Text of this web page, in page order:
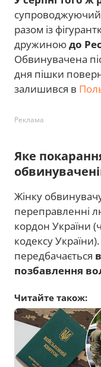
разом із
дружиноюдо
Обвинувачена
дня пішки
залишився в
Реклама
Яке
Жінку
переправленні
кордон України
кодексу
передбачається
позбавлення
Читайте також: